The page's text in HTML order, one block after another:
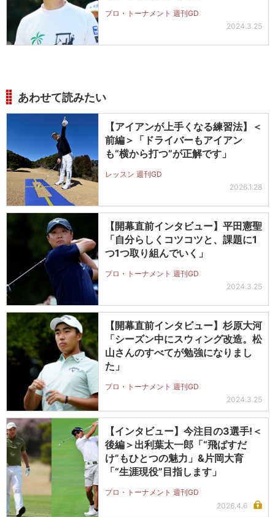
プロ・トーナメント 週刊GD
2024.3.25
あわせて読みたい
【アイアンが上手くなる練習法】＜
前編＞「ドライバーもアイアン
も“横から打つ”が正解です」
レッスン 週刊GD
2026.1.28
【開幕直前インタビュー】平田憲聖
「自分らしくコツコツと、課題に1
つ1つ取り組んでいく」
プロ・トーナメント 週刊GD
2024.3.25
【開幕直前インタビュー】杉原大河
「シーズン中にスウィング改造。松
山さんのすべてが勉強になりまし
た」
プロ・トーナメント 週刊GD
2024.3.25
【インタビュー】今注目の3選手!＜
後編＞出利葉太一郎「“飛ばすだ
け”もひとつの魅力」&片岡大育
「“生涯現役”目指します」
プロ・トーナメント 週刊GD
2026.4.6